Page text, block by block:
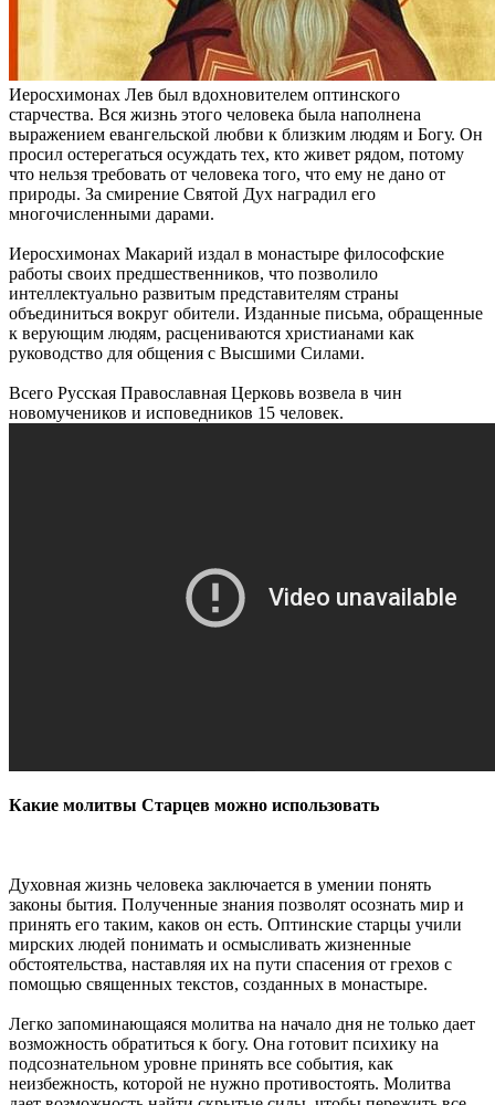
Иеросхимонах Лев был вдохновителем оптинского
старчества. Вся жизнь этого человека была наполнена
выражением евангельской любви к близким людям и Богу. Он
просил остерегаться осуждать тех, кто живет рядом, потому
что нельзя требовать от человека того, что ему не дано от
природы. За смирение Святой Дух наградил его
многочисленными дарами.
Иеросхимонах Макарий издал в монастыре философские
работы своих предшественников, что позволило
интеллектуально развитым представителям страны
объединиться вокруг обители. Изданные письма, обращенные
к верующим людям, расцениваются христианами как
руководство для общения с Высшими Силами.
Всего Русская Православная Церковь возвела в чин
новомучеников и исповедников 15 человек.
Какие молитвы Старцев можно использовать
Духовная жизнь человека заключается в умении понять
законы бытия. Полученные знания позволят осознать мир и
принять его таким, каков он есть. Оптинские старцы учили
мирских людей понимать и осмысливать жизненные
обстоятельства, наставляя их на пути спасения от грехов с
помощью священных текстов, созданных в монастыре.
Легко запоминающаяся молитва на начало дня не только дает
возможность обратиться к богу. Она готовит психику на
подсознательном уровне принять все события, как
неизбежность, которой не нужно противостоять. Молитва